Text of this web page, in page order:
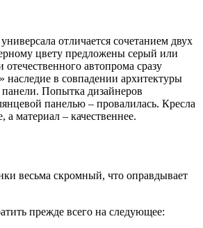
отличается сочетанием двух
цвету предложены серый или
автопрома сразу
наследие в совпадении архитектуры
Попытка дизайнеров
панелью – провалилась. Кресла
а материал – качественнее.
весьма скромный, что оправдывает
прежде всего на следующее: